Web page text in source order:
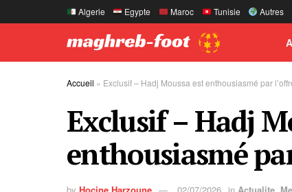
Algerie Egypte Maroc Tunisie Autres
Accueil » Exclusif – Hadj Moussa est enthousiasmé par
Exclusif – Hadj
enthousiasmé